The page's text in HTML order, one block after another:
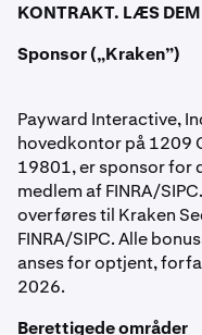
KONTRAKT. LÆS DEM
Sponsor („Kraken”)
Payward Interactive,
hovedkontor på 1209
19801, er sponsor for
medlem af FINRA/
overføres til Kraken
FINRA/SIPC. Alle
anses for optjent,
2026.
Berettigede områder